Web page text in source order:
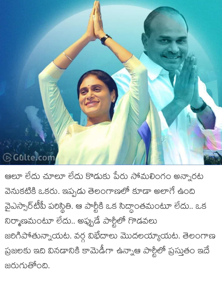
ఆలూ లేదు చూలూ లేదు కొడుకు పేరు సోమ‌లింగం అన్నార‌ట
వెనుకటికి ఒక‌రు. ఇప్ప‌డు తెలంగాణ‌లో కూడా అలాగే ఉంది
వైఎస్సార్‌టీపీ ప‌రిస్థితి. ఆ పార్టీకి ఒక సిద్ధాంత‌మంటూ లేదు.. ఒక
నిర్మాణ‌మంటూ లేదు.. అప్పుడే పార్టీలో గొడ‌వలు
జ‌రిగిపోతున్నాయ‌ట‌. వ‌ర్గ విభేదాలు మొద‌ల‌య్యాయ‌ట‌. తెలంగాణ
ప్ర‌జ‌ల‌కు ఇది విన‌డానికి కామెడీగా ఉన్నాఆ పార్టీలో ప్ర‌స్తుతం ఇదే
జ‌రుగుతోంది.